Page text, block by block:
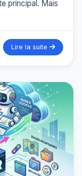
principal. Mais
Lire la suite